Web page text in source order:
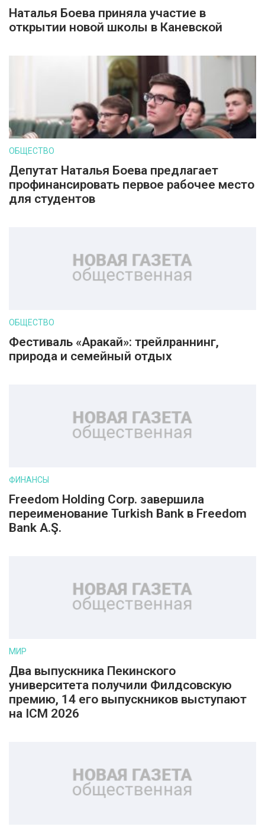
Наталья Боева приняла участие в
открытии новой школы в Каневской
ОБЩЕСТВО
Депутат Наталья Боева предлагает
профинансировать первое рабочее место
для студентов
ОБЩЕСТВО
Фестиваль «Аракай»: трейлраннинг,
природа и семейный отдых
ФИНАНСЫ
Freedom Holding Corp. завершила
переименование Turkish Bank в Freedom
Bank A.Ş.
МИР
Два выпускника Пекинского
университета получили Филдсовскую
премию, 14 его выпускников выступают
на ICM 2026